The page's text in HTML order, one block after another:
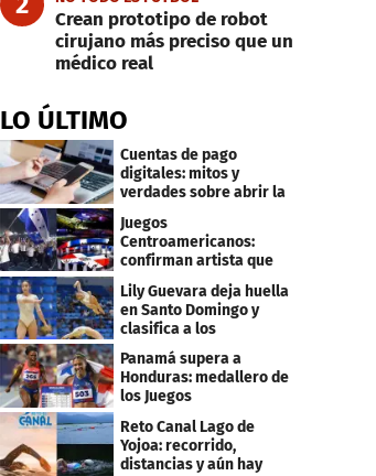
Crean prototipo de robot
cirujano más preciso que un
médico real
LO ÚLTIMO
Cuentas de pago
digitales: mitos y
verdades sobre abrir la
Juegos
Centroamericanos:
confirman artista que
cantará en la ceremonia
de clausura
Lily Guevara deja huella
en Santo Domingo y
clasifica a los
Panamericanos de Lima
2027
Panamá supera a
Honduras: medallero de
los Juegos
Centroamericanos
Reto Canal Lago de
Yojoa: recorrido,
distancias y aún hay